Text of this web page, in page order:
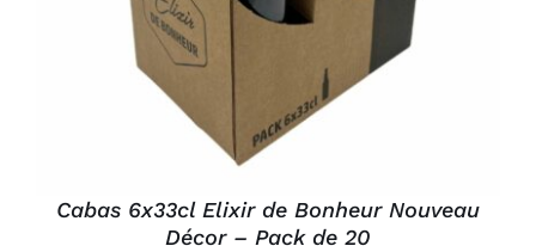
Cabas 6x33cl Elixir de Bonheur Nouveau
Décor – Pack de 20